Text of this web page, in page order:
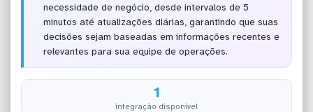
necessidade de negócio, desde intervalos de 5
minutos até atualizações diárias, garantindo que suas
decisões sejam baseadas em informações recentes e
relevantes para sua equipe de operações.
1
integração disponível